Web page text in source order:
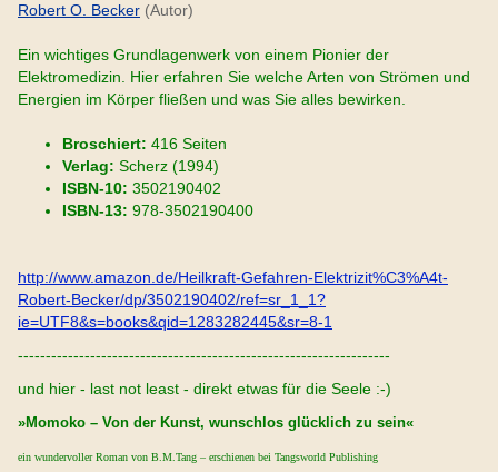
Robert O. Becker (Autor)
Ein wichtiges Grundlagenwerk von einem Pionier der
Elektromedizin. Hier erfahren Sie welche Arten von Strömen und
Energien im Körper fließen und was Sie alles bewirken.
Broschiert: 416 Seiten
Verlag: Scherz (1994)
ISBN-10: 3502190402
ISBN-13: 978-3502190400
http://www.amazon.de/Heilkraft-Gefahren-Elektrizit%C3%A4t-
Robert-Becker/dp/3502190402/ref=sr_1_1?
ie=UTF8&s=books&qid=1283282445&sr=8-1
-------------------------------------------------------------------
und hier - last not least - direkt etwas für die Seele :-)
»Momoko – Von der Kunst, wunschlos glücklich zu sein«
ein wundervoller Roman von B.M.Tang – erschienen bei Tangsworld Publishing